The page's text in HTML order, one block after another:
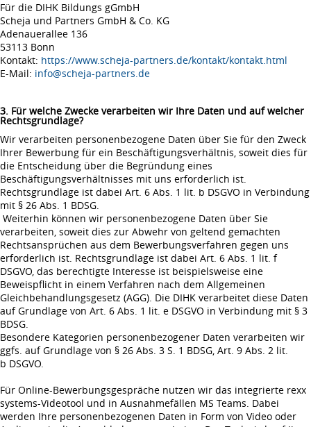
Für die DIHK Bildungs gGmbH
Scheja und Partners GmbH & Co. KG
Adenauerallee 136
53113 Bonn
Kontakt: https://www.scheja-partners.de/kontakt/kontakt.html
E-Mail: info@scheja-partners.de
3. Für welche Zwecke verarbeiten wir Ihre Daten und auf welcher
Rechtsgrundlage?
Wir verarbeiten personenbezogene Daten über Sie für den Zweck
Ihrer Bewerbung für ein Beschäftigungsverhältnis, soweit dies für
die Entscheidung über die Begründung eines
Beschäftigungsverhältnisses mit uns erforderlich ist.
Rechtsgrundlage ist dabei Art. 6 Abs. 1 lit. b DSGVO in Verbindung
mit § 26 Abs. 1 BDSG.
Weiterhin können wir personenbezogene Daten über Sie
verarbeiten, soweit dies zur Abwehr von geltend gemachten
Rechtsansprüchen aus dem Bewerbungsverfahren gegen uns
erforderlich ist. Rechtsgrundlage ist dabei Art. 6 Abs. 1 lit. f
DSGVO, das berechtigte Interesse ist beispielsweise eine
Beweispflicht in einem Verfahren nach dem Allgemeinen
Gleichbehandlungsgesetz (AGG). Die DIHK verarbeitet diese Daten
auf Grundlage von Art. 6 Abs. 1 lit. e DSGVO in Verbindung mit § 3
BDSG.
Besondere Kategorien personenbezogener Daten verarbeiten wir
ggfs. auf Grundlage von § 26 Abs. 3 S. 1 BDSG, Art. 9 Abs. 2 lit.
b DSGVO.
Für Online-Bewerbungsgespräche nutzen wir das integrierte rexx
systems-Videotool und in Ausnahmefällen MS Teams. Dabei
werden Ihre personenbezogenen Daten in Form von Video oder